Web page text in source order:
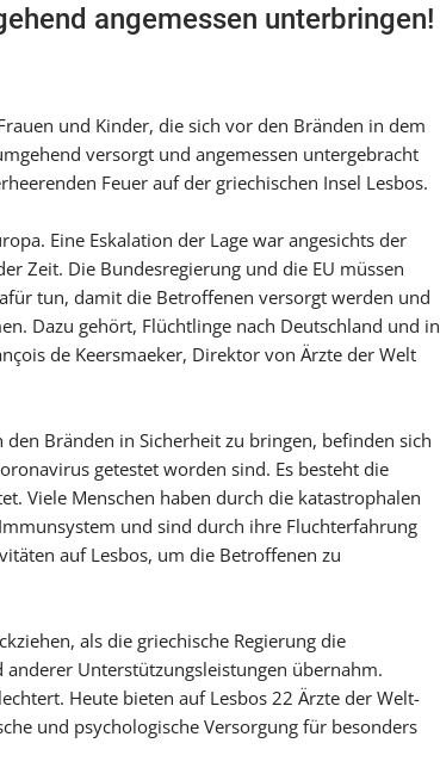
angemessen unterbringen!
und Kinder, die sich vor den Bränden in dem
versorgt und angemessen untergebracht
Feuer auf der griechischen Insel Lesbos.
Eine Eskalation der Lage war angesichts der
Zeit. Die Bundesregierung und die EU müssen
tun, damit die Betroffenen versorgt werden und
Dazu gehört, Flüchtlinge nach Deutschland und in
de Keersmaeker, Direktor von Ärzte der Welt
Bränden in Sicherheit zu bringen, befinden sich
getestet worden sind. Es besteht die
Viele Menschen haben durch die katastrophalen
und sind durch ihre Fluchterfahrung
auf Lesbos, um die Betroffenen zu
als die griechische Regierung die
Unterstützungsleistungen übernahm.
Heute bieten auf Lesbos 22 Ärzte der Welt-
und psychologische Versorgung für besonders